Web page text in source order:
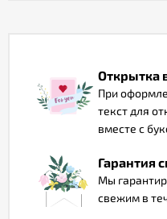
Открытка
При
текст для
вместе с
Гарантия
Мы
свежим в